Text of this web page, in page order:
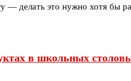
— делать это нужно хотя бы
в школьных